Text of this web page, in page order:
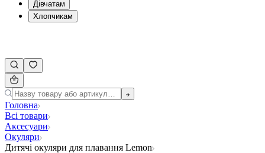
Дівчатам
Хлопчикам
Головна
Всі товари
Аксесуари
Окуляри
Дитячі окуляри для плавання Lemon